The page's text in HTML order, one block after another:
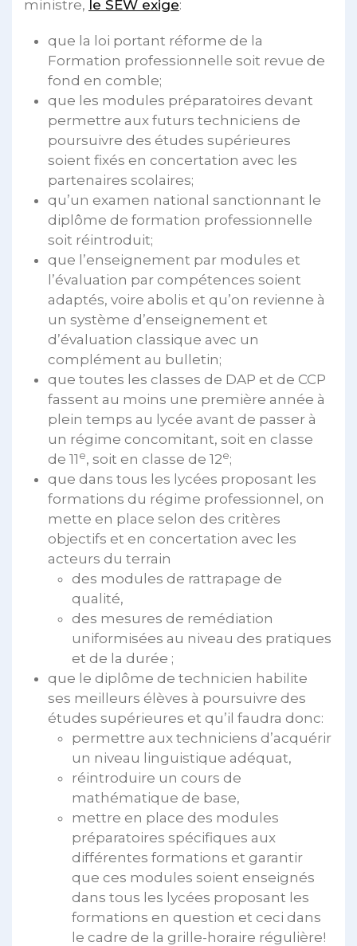
ministre, le SEW exige:
que la loi portant réforme de la
Formation professionnelle soit revue de
fond en comble;
que les modules préparatoires devant
permettre aux futurs techniciens de
poursuivre des études supérieures
soient fixés en concertation avec les
partenaires scolaires;
qu’un examen national sanctionnant le
diplôme de formation professionnelle
soit réintroduit;
que l’enseignement par modules et
l’évaluation par compétences soient
adaptés, voire abolis et qu’on revienne à
un système d’enseignement et
d’évaluation classique avec un
complément au bulletin;
que toutes les classes de DAP et de CCP
fassent au moins une première année à
plein temps au lycée avant de passer à
un régime concomitant, soit en classe
de 11 e, soit en classe de 12e;
que dans tous les lycées proposant les
formations du régime professionnel, on
mette en place selon des critères
objectifs et en concertation avec les
acteurs du terrain
des modules de rattrapage de
qualité,
des mesures de remédiation
uniformisées au niveau des pratiques
et de la durée ;
que le diplôme de technicien habilite
ses meilleurs élèves à poursuivre des
études supérieures et qu’il faudra donc:
permettre aux techniciens d’acquérir
un niveau linguistique adéquat,
réintroduire un cours de
mathématique de base,
mettre en place des modules
préparatoires spécifiques aux
différentes formations et garantir
que ces modules soient enseignés
dans tous les lycées proposant les
formations en question et ceci dans
le cadre de la grille-horaire régulière!